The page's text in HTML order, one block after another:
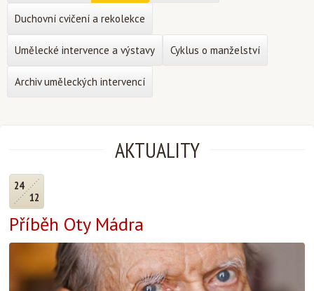
AKTUALITY
24
12
Příběh Oty Mádra
Duchovní cvičení a rekolekce
Umělecké intervence a výstavy Cyklus o manželství
Archiv uměleckých intervencí